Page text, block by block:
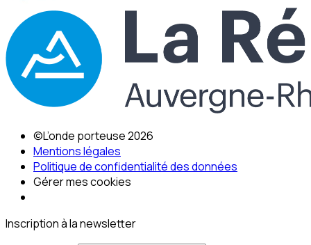
©L’onde porteuse 2026
Mentions légales
Politique de confidentialité des données
Gérer mes cookies
Inscription à la newsletter